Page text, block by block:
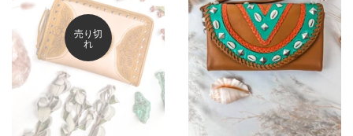
売り切
れ